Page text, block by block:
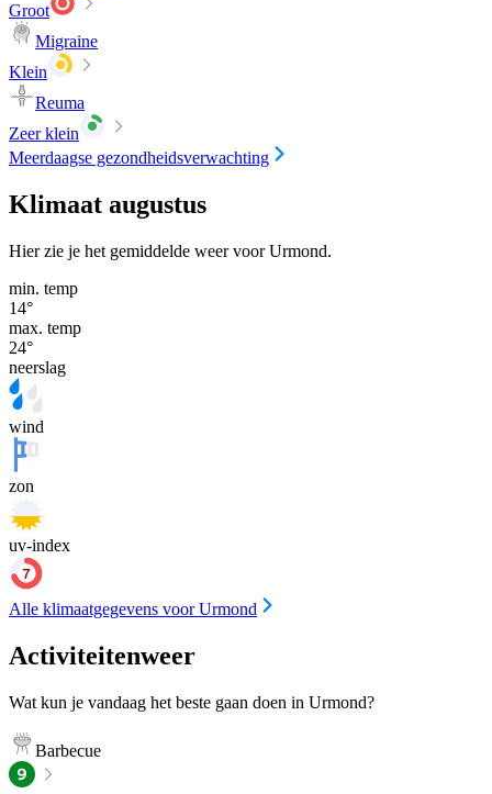
Groot
Migraine
Klein
Reuma
Zeer klein
Meerdaagse gezondheidsverwachting
Klimaat augustus
Hier zie je het gemiddelde weer voor Urmond.
min. temp
14°
max. temp
24°
neerslag
wind
zon
uv-index
Alle klimaatgegevens voor Urmond
Activiteitenweer
Wat kun je vandaag het beste gaan doen in Urmond?
Barbecue